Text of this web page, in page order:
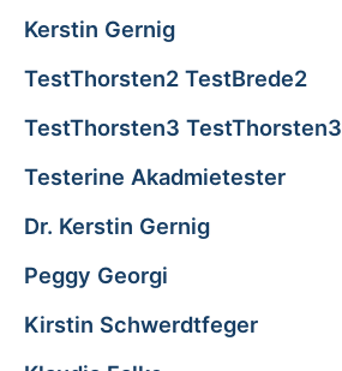
Kerstin Gernig
TestThorsten2 TestBrede2
TestThorsten3 TestThorsten3
Testerine Akadmietester
Dr. Kerstin Gernig
Peggy Georgi
Kirstin Schwerdtfeger